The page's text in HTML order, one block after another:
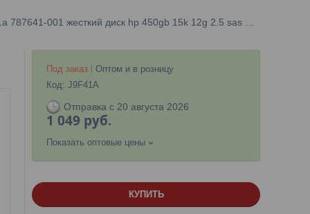
Под заказ
Оптом и в розницу
Код: J9F41A
Отправка с 20 августа 2026
1 049 руб.
Показать оптовые цены
КУПИТЬ